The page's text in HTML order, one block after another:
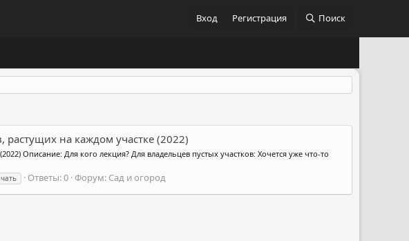
Вход Регистрация Поиск
на каждом участке (2022)
Описание: Для кого лекция? Для владельцев пустых участков: Хочется уже что-то
Ответы: 0 Форум: Сад и огород